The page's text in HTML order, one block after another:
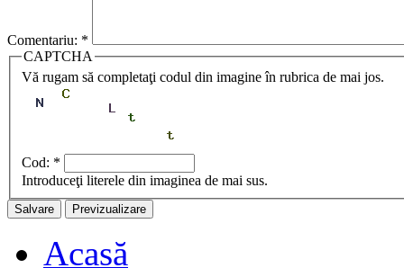
Comentariu: *
CAPTCHA
Vă rugam să completaţi codul din imagine în rubrica de mai jos.
Cod: *
Introduceţi literele din imaginea de mai sus.
Acasă